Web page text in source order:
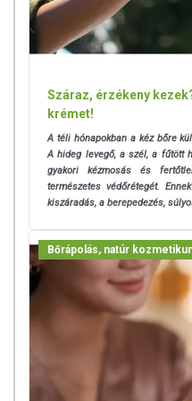
is igaz, hogy a masszírozás
felszívódását.
Meglévő egészségügyi
kezelőorvosoddal a körömvirág
kérdés felmerül a
termékünkkel
elérhetőségeinken.
Száraz, érzékeny
krémet!
A téli hónapokban a kéz bőre
A hideg levegő, a szél, a fűtött
gyakori kézmosás és
természetes védőrétegét.
kiszáradás, a berepedezés,
Bőrápolás, natúr